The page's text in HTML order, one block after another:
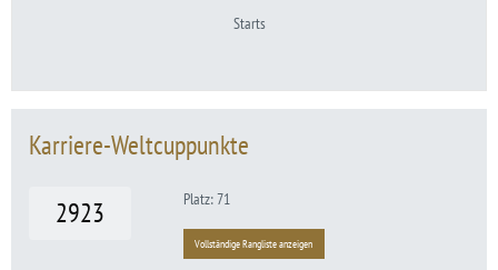
Starts
Karriere-Weltcuppunkte
2923
Platz: 71
Vollständige Rangliste anzeigen